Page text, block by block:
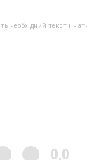
необхідний текст і
0,0